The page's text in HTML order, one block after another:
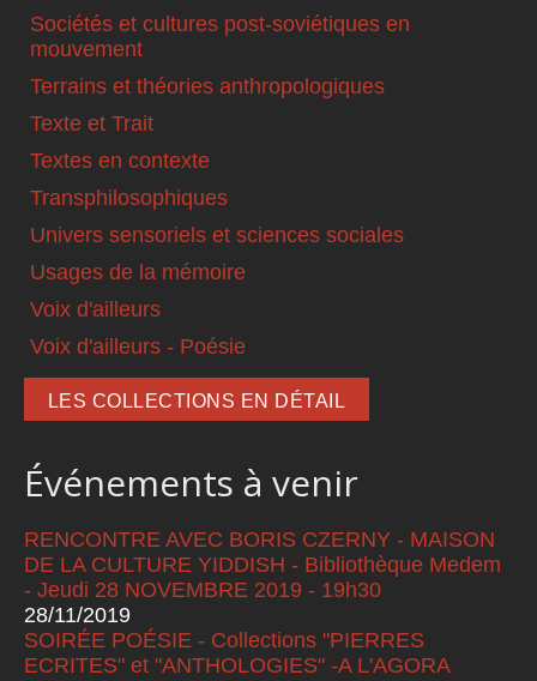
Sociétés et cultures post-soviétiques en
mouvement
Terrains et théories anthropologiques
Texte et Trait
Textes en contexte
Transphilosophiques
Univers sensoriels et sciences sociales
Usages de la mémoire
Voix d'ailleurs
Voix d'ailleurs - Poésie
LES COLLECTIONS EN DÉTAIL
Événements à venir
RENCONTRE AVEC BORIS CZERNY - MAISON
DE LA CULTURE YIDDISH - Bibliothèque Medem
- Jeudi 28 NOVEMBRE 2019 - 19h30
28/11/2019
SOIRÉE POÉSIE - Collections "PIERRES
ECRITES" et "ANTHOLOGIES" -A L'AGORA